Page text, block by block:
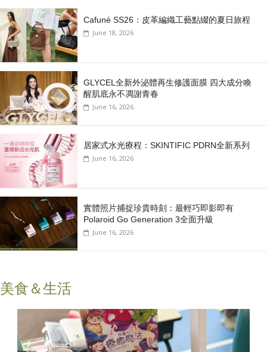
Cafuné SS26：皮革編織工藝點綴的夏日旅程
June 18, 2026
GLYCEL全新外泌體再生修護面膜 四大成分喚
醒肌底永不凋謝青春
June 16, 2026
居家式水光療程：SKINTIFIC PDRN全新系列
June 16, 2026
實體照片捕捉珍貴時刻：最輕巧即影即有
Polaroid Go Generation 3全面升級
June 16, 2026
美食＆生活